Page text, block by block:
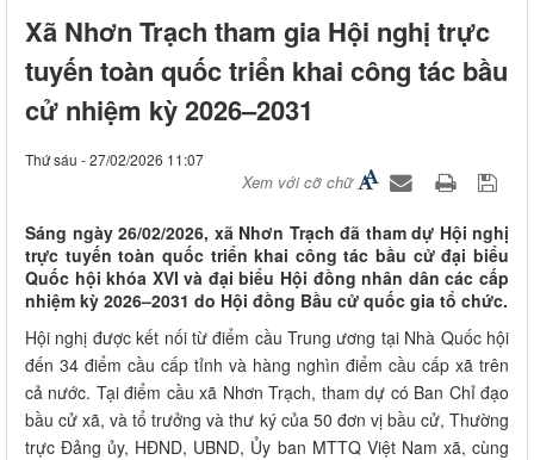
Xã Nhơn Trạch tham gia Hội nghị trực
tuyến toàn quốc triển khai công tác bầu
cử nhiệm kỳ 2026–2031
Thứ sáu - 27/02/2026 11:07
Xem với cỡ chữ
Sáng ngày 26/02/2026, xã Nhơn Trạch đã tham dự Hội nghị
trực tuyến toàn quốc triển khai công tác bầu cử đại biểu
Quốc hội khóa XVI và đại biểu Hội đồng nhân dân các cấp
nhiệm kỳ 2026–2031 do Hội đồng Bầu cử quốc gia tổ chức.
Hội nghị được kết nối từ điểm cầu Trung ương tại Nhà Quốc hội
đến 34 điểm cầu cấp tỉnh và hàng nghìn điểm cầu cấp xã trên
cả nước. Tại điểm cầu xã Nhơn Trạch, tham dự có Ban Chỉ đạo
bầu cử xã, và tổ trưởng và thư ký của 50 đơn vị bầu cử, Thường
trực Đảng ủy, HĐND, UBND, Ủy ban MTTQ Việt Nam xã, cùng